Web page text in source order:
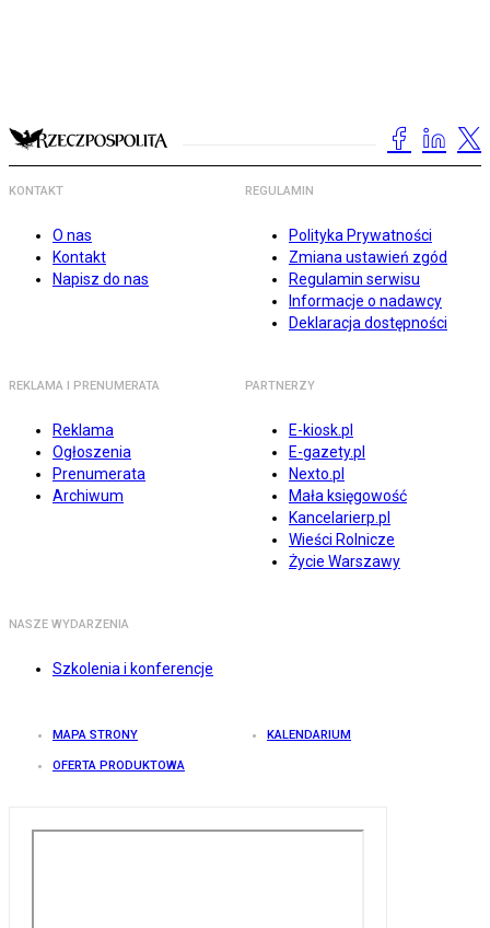
KONTAKT
O nas
Kontakt
Napisz do nas
REGULAMIN
Polityka Prywatności
Zmiana ustawień zgód
Regulamin serwisu
Informacje o nadawcy
Deklaracja dostępności
REKLAMA I PRENUMERATA
Reklama
Ogłoszenia
Prenumerata
Archiwum
PARTNERZY
E-kiosk.pl
E-gazety.pl
Nexto.pl
Mała księgowość
Kancelarierp.pl
Wieści Rolnicze
Życie Warszawy
NASZE WYDARZENIA
Szkolenia i konferencje
MAPA STRONY KALENDARIUM
OFERTA PRODUKTOWA